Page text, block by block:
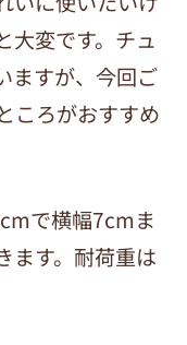
大変です。チュ
ますが、今回ご
ころがおすすめ
で横幅7cmま
ます。耐荷重は